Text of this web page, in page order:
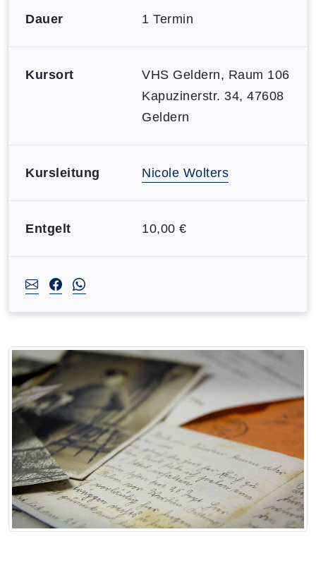
Dauer 1 Termin
Kursort
VHS Geldern, Raum 106
Kapuzinerstr. 34, 47608
Geldern
Kursleitung Nicole Wolters
Entgelt 10,00 €